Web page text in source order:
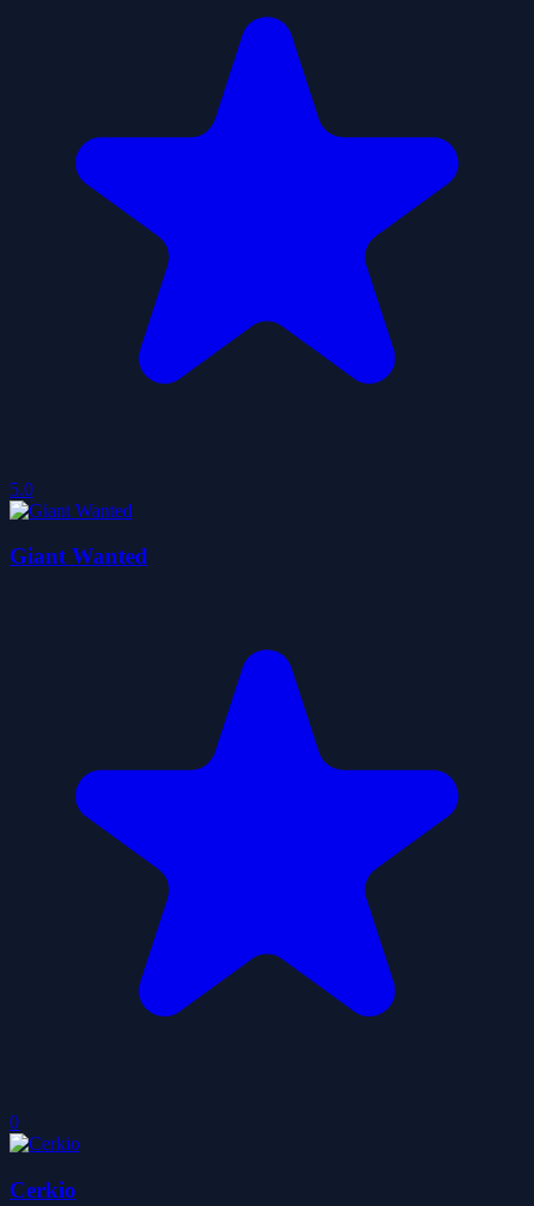
5.0
Giant Wanted
0
Cerkio